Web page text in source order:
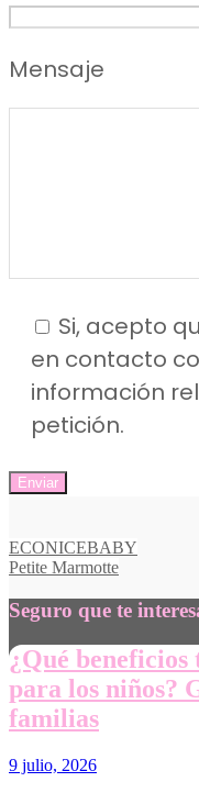
Mensaje
Si, acepto
en contacto
información
petición.
Navegación
de
entradas
ECONICEBABY
Petite Marmotte
Seguro que te
¿Qué
para los niños?
familias
9 julio, 2026